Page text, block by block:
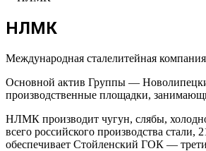
НЛМК
Международная сталелитейная
Основной актив Группы —
производственные площадки,
НЛМК производит чугун, слябы,
всего российского производства
обеспечивает Стойленский ГОК —